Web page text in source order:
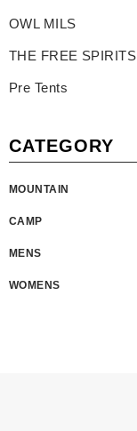
OWL MILS
THE FREE SPIRITS
Pre Tents
CATEGORY
MOUNTAIN
CAMP
MENS
WOMENS